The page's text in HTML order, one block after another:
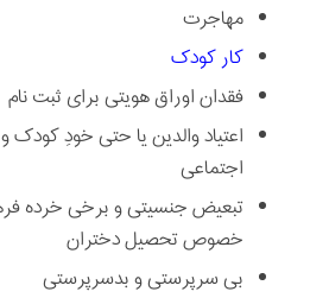
مهاجرت
کار کودک
فقدان اوراق هویتی برای ثبت نام
اعتیاد والدین یا حتی خودِ کودک
اجتماعی
تبعیض جنسیتی و برخی خرده
خصوص تحصیل دختران
بی سرپرستی و بدسرپرستی